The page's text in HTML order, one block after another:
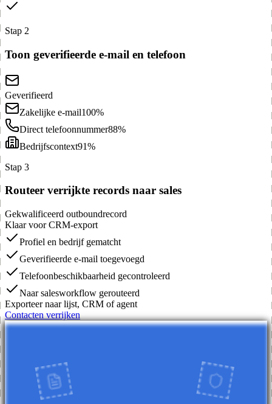
Stap 2
Toon geverifieerde e-mail en telefoon
Geverifieerd
Zakelijke e-mail100%
Direct telefoonnummer88%
Bedrijfscontext91%
Stap 3
Routeer verrijkte records naar sales
Gekwalificeerd outboundrecord
Klaar voor CRM-export
Profiel en bedrijf gematcht
Geverifieerde e-mail toegevoegd
Telefoonbeschikbaarheid gecontroleerd
Naar salesworkflow gerouteerd
Exporteer naar lijst, CRM of agent
Contacten verrijken